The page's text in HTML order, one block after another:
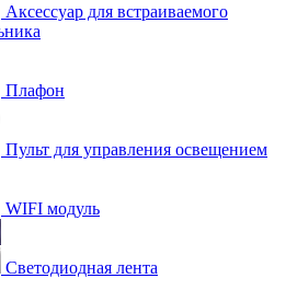
Аксессуар для встраиваемого
Плафон
Пульт для управления освещением
WIFI модуль
Светодиодная лента